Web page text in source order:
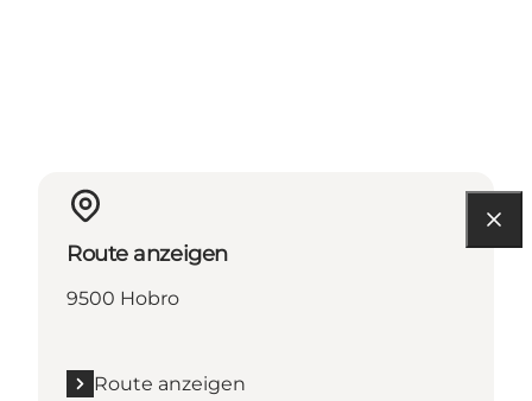
Route anzeigen
9500 Hobro
Route anzeigen